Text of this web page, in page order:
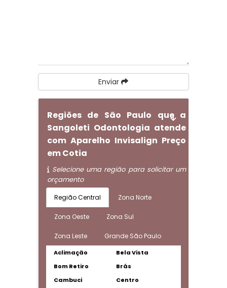
Enviar
Regiões de São Paulo que a
Sangoleti Odontologia atende
com Aparelho Invisalign Preço
em Cotia
Selecione uma região para solicitar um
orçamento
Região Central Zona Norte
Zona Oeste Zona Sul
Zona Leste Grande São Paulo
Aclimação
Bela Vista
Bom Retiro
Brás
Cambuci
Centro